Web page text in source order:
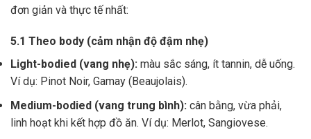
đơn giản và thực tế nhất:
5.1 Theo body (cảm nhận độ đậm nhẹ)
Light-bodied (vang nhẹ): màu sắc sáng, ít tannin, dễ uống.
Ví dụ: Pinot Noir, Gamay (Beaujolais).
Medium-bodied (vang trung bình): cân bằng, vừa phải,
linh hoạt khi kết hợp đồ ăn. Ví dụ: Merlot, Sangiovese.